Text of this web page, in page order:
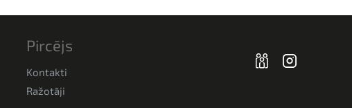
Pircējs
Kontakti
Ražotāji